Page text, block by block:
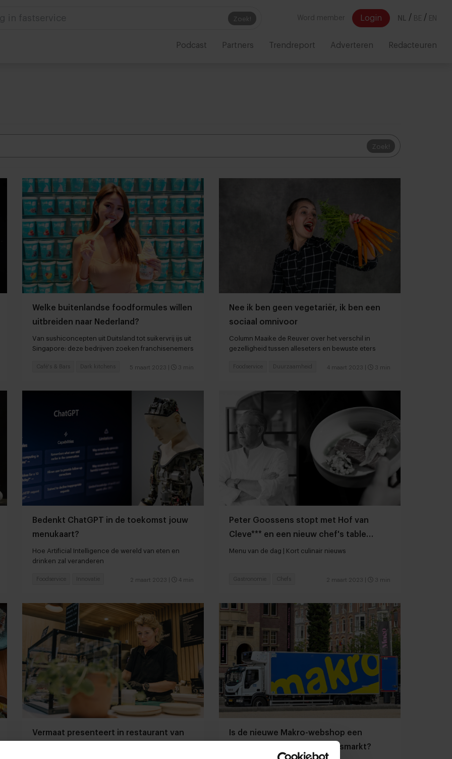
Zoek!
in foodservice Word member Login NL / BE / EN
Podcast Partners Trendreport Adverteren Redacteuren
Zoek!
Welke buitenlandse foodformules willen
uitbreiden naar Nederland?
Van sushiconcepten uit Duitsland tot suikervrij ijs uit
Singapore: deze bedrijven zoeken franchisenemers
5 maart 2023 3 min
Café's & Bars Dark kitchens
Nee ik ben geen vegetariër, ik ben een
sociaal omnivoor
Column Maaike de Reuver over het verschil in
gezelligheid tussen alleseters en bewuste eters
4 maart 2023 3 min
Foodservice Duurzaamheid
Bedenkt ChatGPT in de toekomst jouw
menukaart?
Hoe Artificial Intelligence de wereld van eten en
drinken zal veranderen
2 maart 2023 4 min
Foodservice Innovatie
Peter Goossens stopt met Hof van
Cleve*** en een nieuw chef's table
concept in The Dylan
Menu van de dag | Kort culinair nieuws
2 maart 2023 3 min
Gastronomie Chefs
Vermaat presenteert in restaurant van
Is de nieuwe Makro-webshop een
gamechanger in de grossiersmarkt?